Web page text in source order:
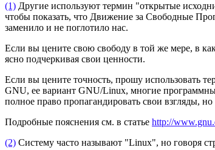
(1) Другие используют термин "открытые
чтобы показать, что Движение за Свободные
заменило и не поглотило нас.
Если вы цените свою свободу в той же мере, в
ясно подчеркивая свои ценности.
Если вы цените точность, прошу использовать
GNU, ее вариант GNU/Linux, многие
полное право пропагандировать свои взгляды,
Подробные пояснения см. в статье http://
(2) Систему часто называют "Linux", но говоря